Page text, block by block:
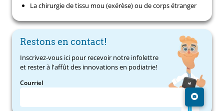
La chirurgie de tissu mou (exérèse) ou de corps étranger
Restons en contact!
Inscrivez-vous ici pour recevoir notre infolettre
et rester à l'affût des innovations en podiatrie!
Courriel